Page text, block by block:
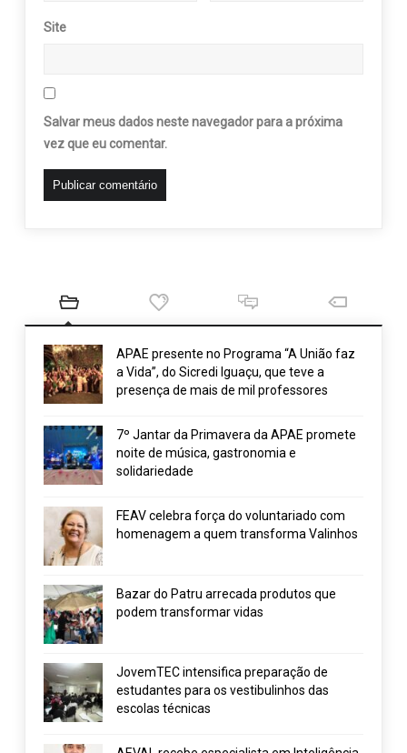
Site
Salvar meus dados neste navegador para a próxima
vez que eu comentar.
APAE presente no Programa “A União faz
a Vida”, do Sicredi Iguaçu, que teve a
presença de mais de mil professores
7º Jantar da Primavera da APAE promete
noite de música, gastronomia e
solidariedade
FEAV celebra força do voluntariado com
homenagem a quem transforma Valinhos
Bazar do Patru arrecada produtos que
podem transformar vidas
JovemTEC intensifica preparação de
estudantes para os vestibulinhos das
escolas técnicas